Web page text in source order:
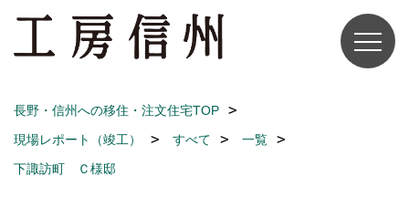
長野・信州への移住・注文住宅TOP
現場レポート（竣工）
すべて
一覧
下諏訪町 Ｃ様邸